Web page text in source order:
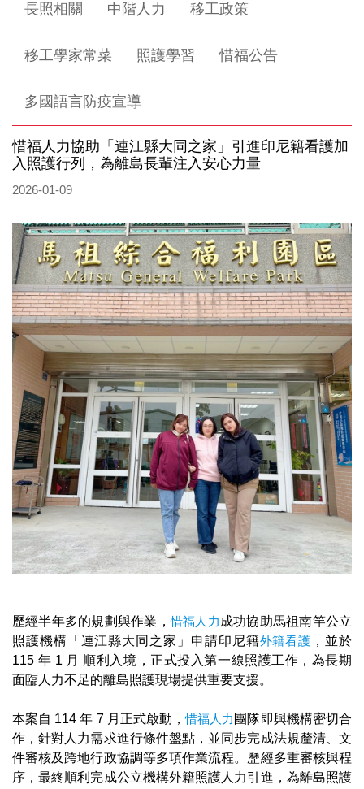
長照相關 中階人力 移工政策
移工學家常菜 照護學習 惜福公告
多國語言防疫宣導
惜福人力協助「連江縣大同之家」引進印尼籍看護加
入照護行列，為離島長輩注入安心力量
2026-01-09
歷經半年多的規劃與作業，惜福人力 成功協助馬祖南竿公立
照護機構「連江縣大同之家」申請印尼籍外籍看護 ，並於
115 年 1 月 順利入境，正式投入第一線照護工作，為長期
面臨人力不足的離島照護現場提供重要支援。
本案自 114 年 7 月正式啟動，惜福人力 團隊即與機構密切合
作，針對人力需求進行條件盤點，並同步完成法規釐清、文
件審核及跨地行政協調等多項作業流程。歷經多重審核與程
序，最終順利完成公立機構外籍照護人力引進，為離島照護